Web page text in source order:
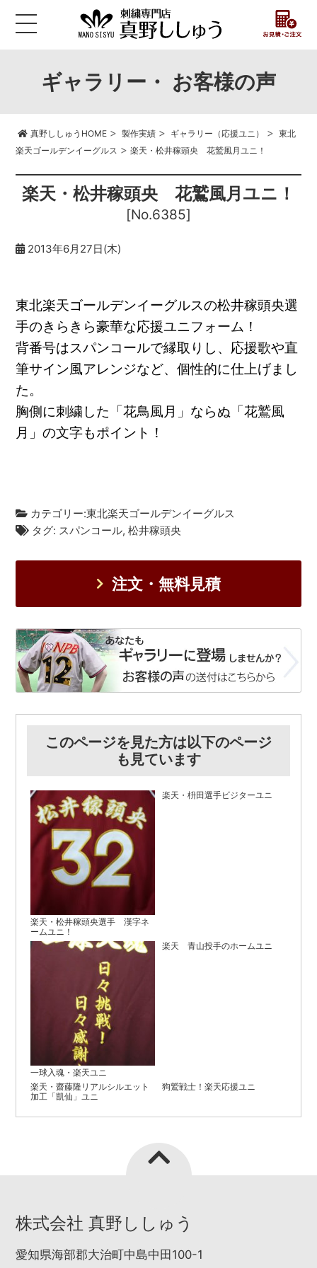
ギャラリー・ お客様の声
真野ししゅうHOME> 製作実績> ギャラリー（応援ユニ） > 東北
楽天ゴールデンイーグルス >楽天・松井稼頭央 花鷲風月ユニ！
楽天・松井稼頭央 花鷲風月ユニ！
[No.6385]
2013年6月27日(木)
東北楽天ゴールデンイーグルスの松井稼頭央選
手のきらきら豪華な応援ユニフォーム！
背番号はスパンコールで縁取りし、応援歌や直
筆サイン風アレンジなど、個性的に仕上げまし
た。
胸側に刺繍した「花鳥風月」ならぬ「花鷲風
月」の文字もポイント！
カテゴリー:東北楽天ゴールデンイーグルス
タグ: スパンコール,松井稼頭央
注文・無料見積
このページを見た方は以下のページ
も見ています
楽天・松井稼頭央選手 漢字ネ
ームユニ！
楽天・枡田選手ビジターユニ
一球入魂・楽天ユニ
楽天 青山投手のホームユニ
楽天・齋藤隆リアルシルエット
加工「凱仙」ユニ
狗鷲戦士！楽天応援ユニ
株式会社 真野ししゅう
愛知県海部郡大治町中島中田100-1